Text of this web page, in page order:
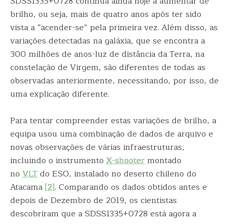
brilho, ou seja, mais de quatro anos após ter sido
vista a “acender-se” pela primeira vez. Além disso, as
variações detectadas na galáxia, que se encontra a
300 milhões de anos-luz de distância da Terra, na
constelação de Virgem, são diferentes de todas as
observadas anteriormente, necessitando, por isso, de
uma explicação diferente.
Para tentar compreender estas variações de brilho, a
equipa usou uma combinação de dados de arquivo e
novas observações de várias infraestruturas,
incluindo o instrumento X-shootermontado
no VLTdo ESO, instalado no deserto chileno do
Atacama[2]. Comparando os dados obtidos antes e
depois de Dezembro de 2019, os cientistas
descobriram que a SDSS1335+0728 está agora a